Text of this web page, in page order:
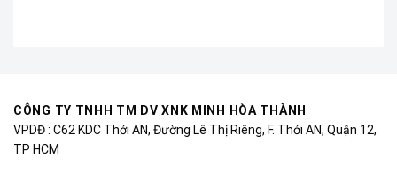
CÔNG TY TNHH TM DV XNK MINH HÒA THÀNH
VPDĐ : C62 KDC Thới AN, Đường Lê Thị Riêng, F. Thới AN, Quận 12,
TP HCM